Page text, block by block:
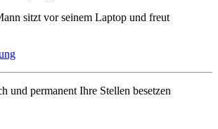
und permanent Ihre Stellen besetzen